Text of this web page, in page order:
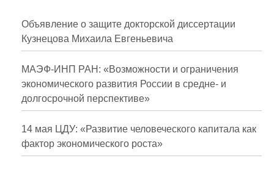
Публикации
Научная жизнь
Проблемы прогнозирования
О журнале
Номера журналов
Объявление о защите докторской диссертации
Кузнецова Михаила Евгеньевича
МАЭФ-ИНП РАН: «Возможности и ограничения
экономического развития России в средне- и
долгосрочной перспективе»
14 мая ЦДУ: «Развитие человеческого капитала как
фактор экономического роста»